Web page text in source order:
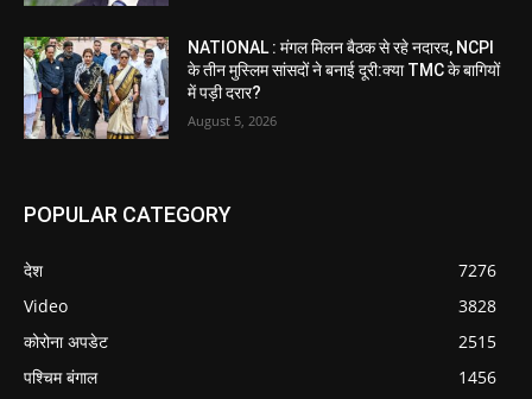
NATIONAL : मंगल मिलन बैठक से रहे नदारद, NCPI
के तीन मुस्लिम सांसदों ने बनाई दूरी:क्या TMC के बागियों
में पड़ी दरार?
August 5, 2026
POPULAR CATEGORY
देश
7276
Video
3828
कोरोना अपडेट
2515
पश्चिम बंगाल
1456